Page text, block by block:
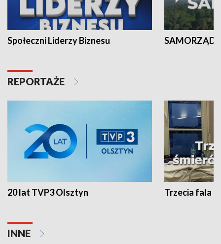
Społeczni Liderzy Biznesu SAMORZĄD
REPORTAŻE
20 lat TVP3 Olsztyn Trzecia fala -
INNE